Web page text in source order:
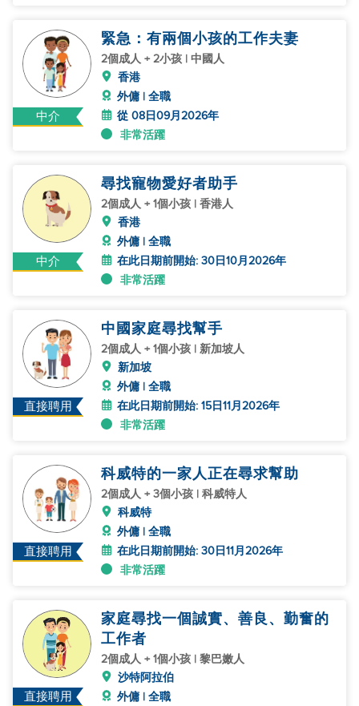
中介
緊急：有兩個小孩的工作夫妻
2個成人 + 2小孩 | 中國人
香港
外傭 | 全職
從 08日09月2026年
非常活躍
中介
尋找寵物愛好者助手
2個成人 + 1個小孩 | 香港人
香港
外傭 | 全職
在此日期前開始: 30日10月2026年
非常活躍
直接聘用
中國家庭尋找幫手
2個成人 + 1個小孩 | 新加坡人
新加坡
外傭 | 全職
在此日期前開始: 15日11月2026年
非常活躍
直接聘用
科威特的一家人正在尋求幫助
2個成人 + 3個小孩 | 科威特人
科威特
外傭 | 全職
在此日期前開始: 30日11月2026年
非常活躍
直接聘用
家庭尋找一個誠實、善良、勤奮的
工作者
2個成人 + 1個小孩 | 黎巴嫩人
沙特阿拉伯
外傭 | 全職